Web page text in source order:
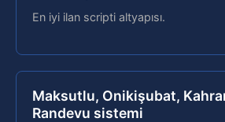
En iyi ilan scripti altyapısı.
Maksutlu, Onikişubat,
Randevu sistemi